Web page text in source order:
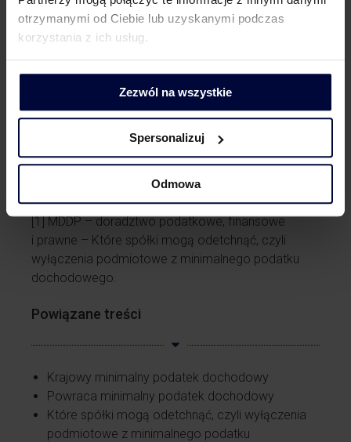
otrzymanymi od Ciebie lub uzyskanymi podczas
korzystania z ich usług.
Zezwól na wszystkie
Spersonalizuj
Odmowa
z wymogami do kalkulacji, aby odpowiednio
przygotować księgi pod kątem raportowania
i danych, które posłużą do kalkulacji.
W kolejnej części cyklu poruszymy temat
kwalifikowanej straty i kwalifikowanego
dochodu, a co ważniejsze – wartości,
których nie należy uwzględniać w ich kalkulacji
i co za tym idzie – umożliwiających wyłączenie z
systemu minimalnego opodatkowania.
[1] MDDP – doradztwo podatkowe, finansowe
i prawne – Które spółki mogą odetchnąć, czyli
wyłączenia podmiotowe z minimalnego podatku
dochodowego.
Powiązane treści
Krajowy minimalny podatek dochodowy
Powraca minimalny podatek dochodowy
Które spółki mogą odetchnąć, czyli wyłączenia
podmiotowe z minimalnego podatku